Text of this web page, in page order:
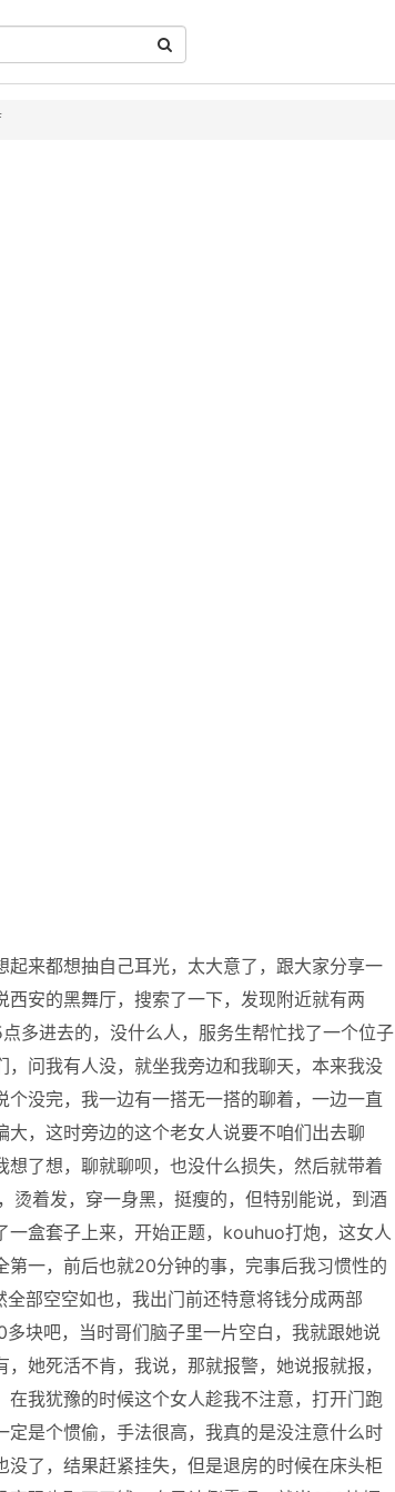
来都想抽自己耳光，太大意了，跟大家分享一
安的黑舞厅，搜索了一下，发现附近就有两
多进去的，没什么人，服务生帮忙找了一个位子
问我有人没，就坐我旁边和我聊天，本来我没
没完，我一边有一搭无一搭的聊着，一边一直
，这时旁边的这个老女人说要不咱们出去聊
了想，聊就聊呗，也没什么损失，然后就带着
烫着发，穿一身黑，挺瘦的，但特别能说，到酒
盒套子上来，开始正题，kouhuo打炮，这女人
一，前后也就20分钟的事，完事后我习惯性的
部空空如也，我出门前还特意将钱分成两部
块吧，当时哥们脑子里一片空白，我就跟她说
她死活不肯，我说，那就报警，她说报就报，
我犹豫的时候这个女人趁我不注意，打开门跑
是个惯偷，手法很高，我真的是没注意什么时
了，结果赶紧挂失，但是退房的时候在床头柜